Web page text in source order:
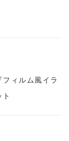
ィルム風イラ